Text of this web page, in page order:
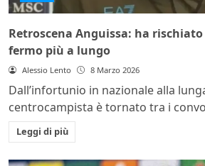
Retroscena Anguissa: ha
fermo più a lungo
Alessio Lento 8 Marzo 2026
Dall’infortunio in nazionale alla
centrocampista è tornato tra i
Leggi di più